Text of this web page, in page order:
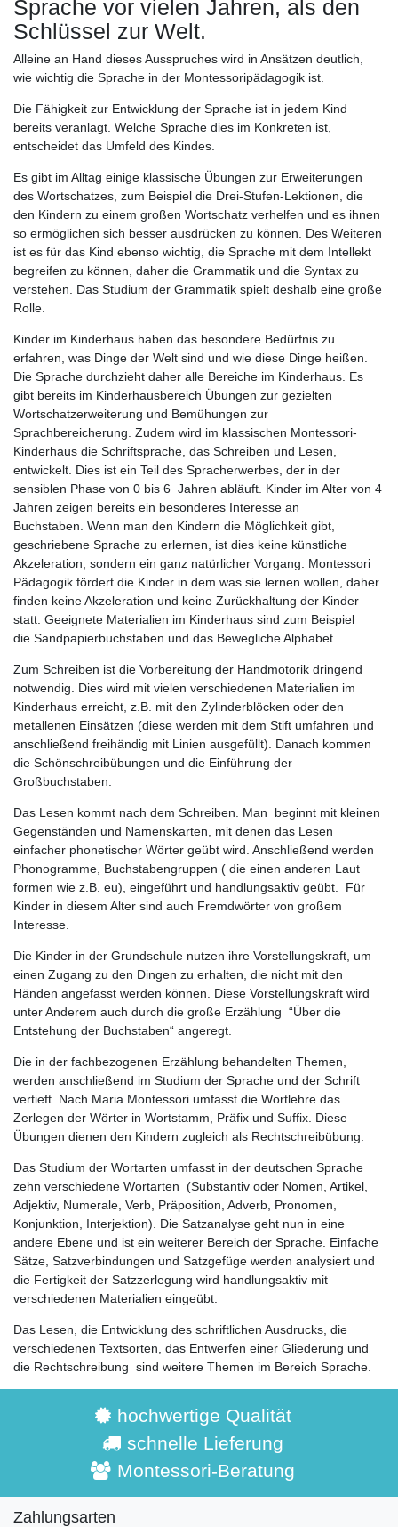
Sprache vor vielen Jahren, als den
Schlüssel zur Welt.
Alleine an Hand dieses Ausspruches wird in Ansätzen deutlich,
wie wichtig die Sprache in der Montessoripädagogik ist.
Die Fähigkeit zur Entwicklung der Sprache ist in jedem Kind
bereits veranlagt. Welche Sprache dies im Konkreten ist,
entscheidet das Umfeld des Kindes.
Es gibt im Alltag einige klassische Übungen zur Erweiterungen
des Wortschatzes, zum Beispiel die Drei-Stufen-Lektionen, die
den Kindern zu einem großen Wortschatz verhelfen und es ihnen
so ermöglichen sich besser ausdrücken zu können. Des Weiteren
ist es für das Kind ebenso wichtig, die Sprache mit dem Intellekt
begreifen zu können, daher die Grammatik und die Syntax zu
verstehen. Das Studium der Grammatik spielt deshalb eine große
Rolle.
Kinder im Kinderhaus haben das besondere Bedürfnis zu
erfahren, was Dinge der Welt sind und wie diese Dinge heißen.
Die Sprache durchzieht daher alle Bereiche im Kinderhaus. Es
gibt bereits im Kinderhausbereich Übungen zur gezielten
Wortschatzerweiterung und Bemühungen zur
Sprachbereicherung. Zudem wird im klassischen Montessori-
Kinderhaus die Schriftsprache, das Schreiben und Lesen,
entwickelt. Dies ist ein Teil des Spracherwerbes, der in der
sensiblen Phase von 0 bis 6 Jahren abläuft. Kinder im Alter von 4
Jahren zeigen bereits ein besonderes Interesse an
Buchstaben. Wenn man den Kindern die Möglichkeit gibt,
geschriebene Sprache zu erlernen, ist dies keine künstliche
Akzeleration, sondern ein ganz natürlicher Vorgang. Montessori
Pädagogik fördert die Kinder in dem was sie lernen wollen, daher
finden keine Akzeleration und keine Zurückhaltung der Kinder
statt. Geeignete Materialien im Kinderhaus sind zum Beispiel
die Sandpapierbuchstaben und das Bewegliche Alphabet.
Zum Schreiben ist die Vorbereitung der Handmotorik dringend
notwendig. Dies wird mit vielen verschiedenen Materialien im
Kinderhaus erreicht, z.B. mit den Zylinderblöcken oder den
metallenen Einsätzen (diese werden mit dem Stift umfahren und
anschließend freihändig mit Linien ausgefüllt). Danach kommen
die Schönschreibübungen und die Einführung der
Großbuchstaben.
Das Lesen kommt nach dem Schreiben. Man beginnt mit kleinen
Gegenständen und Namenskarten, mit denen das Lesen
einfacher phonetischer Wörter geübt wird. Anschließend werden
Phonogramme, Buchstabengruppen ( die einen anderen Laut
formen wie z.B. eu), eingeführt und handlungsaktiv geübt. Für
Kinder in diesem Alter sind auch Fremdwörter von großem
Interesse.
Die Kinder in der Grundschule nutzen ihre Vorstellungskraft, um
einen Zugang zu den Dingen zu erhalten, die nicht mit den
Händen angefasst werden können. Diese Vorstellungskraft wird
unter Anderem auch durch die große Erzählung “Über die
Entstehung der Buchstaben“ angeregt.
Die in der fachbezogenen Erzählung behandelten Themen,
werden anschließend im Studium der Sprache und der Schrift
vertieft. Nach Maria Montessori umfasst die Wortlehre das
Zerlegen der Wörter in Wortstamm, Präfix und Suffix. Diese
Übungen dienen den Kindern zugleich als Rechtschreibübung.
Das Studium der Wortarten umfasst in der deutschen Sprache
zehn verschiedene Wortarten (Substantiv oder Nomen, Artikel,
Adjektiv, Numerale, Verb, Präposition, Adverb, Pronomen,
Konjunktion, Interjektion). Die Satzanalyse geht nun in eine
andere Ebene und ist ein weiterer Bereich der Sprache. Einfache
Sätze, Satzverbindungen und Satzgefüge werden analysiert und
die Fertigkeit der Satzzerlegung wird handlungsaktiv mit
verschiedenen Materialien eingeübt.
Das Lesen, die Entwicklung des schriftlichen Ausdrucks, die
verschiedenen Textsorten, das Entwerfen einer Gliederung und
die Rechtschreibung sind weitere Themen im Bereich Sprache.
hochwertige Qualität
schnelle Lieferung
Montessori-Beratung
Zahlungsarten